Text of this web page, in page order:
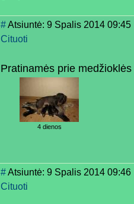
#Atsiuntė: 9 Spalis 2014 09:45
Cituoti
Pratinamės prie
4 dienos
#Atsiuntė: 9 Spalis 2014 09:46
Cituoti